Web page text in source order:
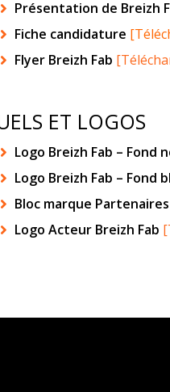
Présentation de Breizh
Fiche candidature [
Flyer Breizh Fab
ET LOGOS
Logo Breizh Fab – Fond
Logo Breizh Fab – Fond
Bloc marque
Logo Acteur Breizh Fab